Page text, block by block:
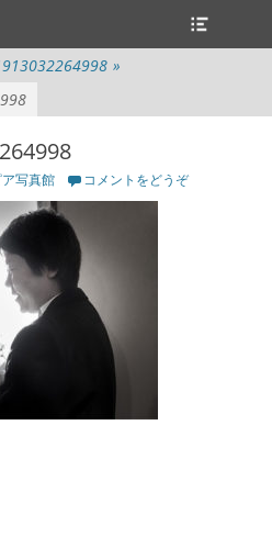
ダ
り
»
写真館 コメントをどうぞ